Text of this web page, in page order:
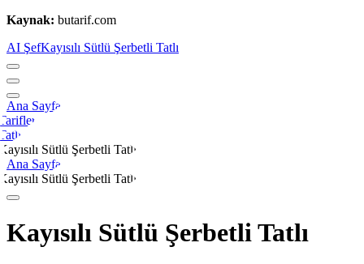
Kaynak: butarif.com
AI ŞefKayısılı Sütlü Şerbetli Tatlı
Ana Sayfa
Sütlü Şerbetli Tatlı
Ana Sayfa
Sütlü Şerbetli Tatlı
Kayısılı Sütlü Şerbetli Tatlı